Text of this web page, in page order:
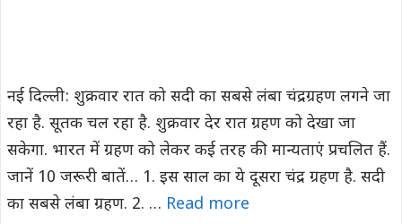
नई दिल्‍ली: शुक्रवार रात को सदी का सबसे लंबा चंद्रग्रहण लगने जा
रहा है. सूतक चल रहा है. शुक्रवार देर रात ग्रहण को देखा जा
सकेगा. भारत में ग्रहण को लेकर कई तरह की मान्‍यताएं प्रचलित हैं.
जानें 10 जरूरी बातें… 1. इस साल का ये दूसरा चंद्र ग्रहण है. सदी
का सबसे लंबा ग्रहण. 2. … Read more